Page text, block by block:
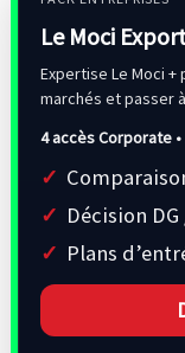
Le Moci
Expertise Le Moci
marchés et passer
4 accès Corporate
Décision
Plans